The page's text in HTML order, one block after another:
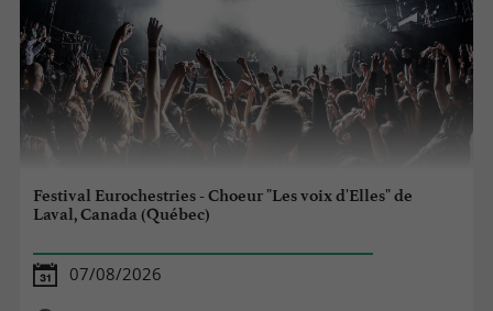
Festival Eurochestries - Choeur "Les voix d'Elles" de
Laval, Canada (Québec)
07/08/2026